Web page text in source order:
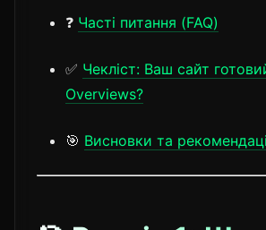
❓ Часті питання (FAQ)
✅ Чекліст: Ваш сайт
Overviews?
🎯 Висновки та